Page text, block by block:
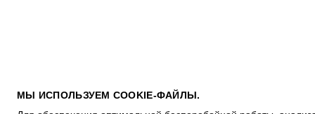
МЫ ИСПОЛЬЗУЕМ COOKIE-ФАЙЛЫ.
ПОКУПАТЕЛЯМ